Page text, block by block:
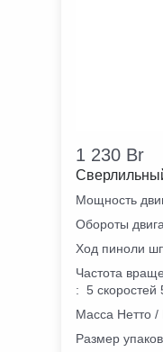
1 230 Br
Мощность
Обороты
Ход пиноли
Частота
: 5 скоростей
Масса Нетто /
Размер